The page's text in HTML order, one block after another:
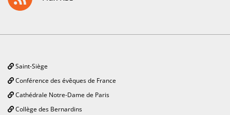
Saint-Siège
Conférence des évêques de France
Cathédrale Notre-Dame de Paris
Collège des Bernardins